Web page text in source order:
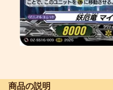
商品の説明